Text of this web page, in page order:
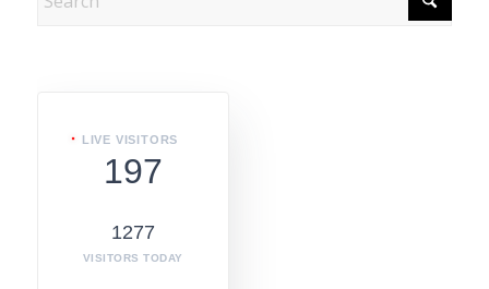
LIVE VISITORS
197
1277
VISITORS TODAY